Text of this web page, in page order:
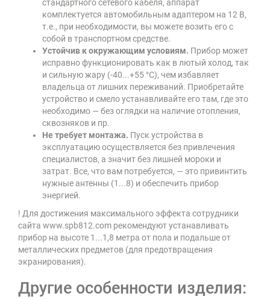
стандартного сетевого кабеля, аппарат
комплектуется автомобильным адаптером на 12 В,
т.е., при необходимости, вы можете возить его с
собой в транспортном средстве.
Устойчив к окружающим условиям. Прибор может
исправно функционировать как в лютый холод, так
и сильную жару (-40...+55 °С), чем избавляет
владельца от лишних переживаний. Приобретайте
устройство и смело устанавливайте его там, где это
необходимо — без оглядки на наличие отопления,
сквозняков и пр.
Не требует монтажа. Пуск устройства в
эксплуатацию осуществляется без привлечения
специалистов, а значит без лишней мороки и
затрат. Все, что вам потребуется, — это привинтить
нужные антенны (1...8) и обеспечить прибор
энергией.
! Для достижения максимального эффекта сотрудники
сайта www.spb812.com рекомендуют устанавливать
прибор на высоте 1...1,8 метра от пола и подальше от
металлических предметов (для предотвращения
экранирования).
Другие особенности изделия: